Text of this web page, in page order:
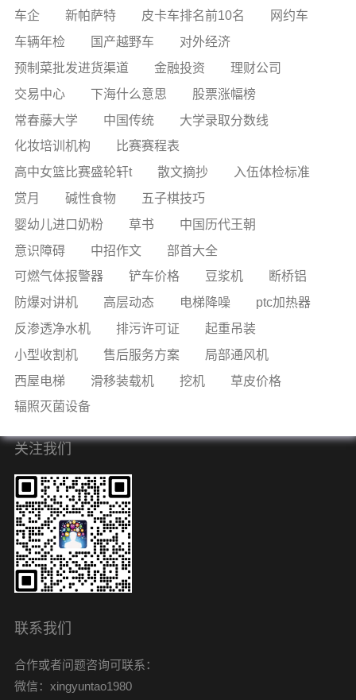
车企
新帕萨特 皮卡车排名前10名
网约车
车辆年检
国产越野车
对外经济
预制菜批发进货渠道
金融投资
理财公司
交易中心
下海什么意思
股票涨幅榜
常春藤大学
中国传统
大学录取分数线
化妆培训机构
比赛赛程表
高中女篮比赛盛轮轩t
散文摘抄
入伍体检标准
赏月
碱性食物
五子棋技巧
婴幼儿进口奶粉
草书
中国历代王朝
意识障碍
中招作文
部首大全
可燃气体报警器
铲车价格 豆浆机
断桥铝
防爆对讲机
高层动态 电梯降噪
ptc加热器
反渗透净水机
排污许可证
起重吊装
小型收割机
售后服务方案
局部通风机
西屋电梯
滑移装载机 挖机
草皮价格
辐照灭菌设备
关注我们
联系我们
合作或者问题咨询可联系：
微信：xingyuntao1980